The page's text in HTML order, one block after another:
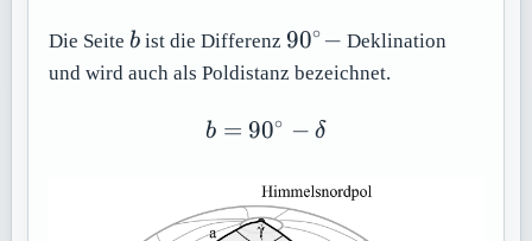
Die Seiteb
b ist die Differenz 90^\circ
-
90∘− Deklination
und wird auch als Poldistanz bezeichnet.
b = 90^\circ - \delta
b = 90∘ − δ